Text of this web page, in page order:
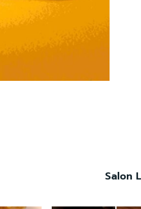
Salon